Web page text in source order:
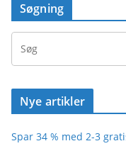
Søgning
Nye artikler
Spar 34 % med 2-3